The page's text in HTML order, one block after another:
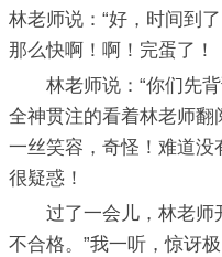
林老师说：“好，时间到
那么快啊！啊！完蛋了！
林老师说：“你们先背
全神贯注的看着林老师翻
一丝笑容，奇怪！难道没
很疑惑！
过了一会儿，林老师
不合格。”我一听，惊讶